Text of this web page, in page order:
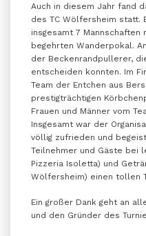
Auch in diesem Jahr fand
des TC Wölfersheim statt.
insgesamt 7
begehrten Wanderpokal.
der Beckenrandpullerer,
entscheiden konnten. Im
Team der Entchen aus
prestigträchtigen
Frauen und Männer vom
Insgesamt war der
völlig zufrieden und
Teilnehmer und Gäste bei
Pizzeria Isoletta) und
Wölfersheim) einen tollen
Ein großer Dank geht an
und den Gründer des